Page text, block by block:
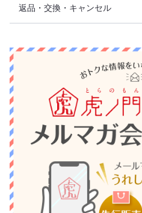
返品・交換・キャンセル